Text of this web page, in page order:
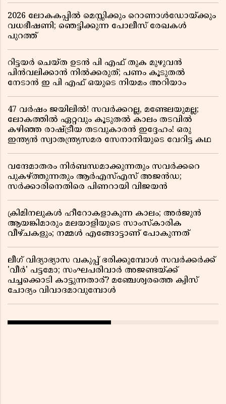
2026 ലോകകപ്പിൽ മെസ്സിക്കും റൊണാൾഡോയ്ക്കും
വധഭീഷണി; ഞെട്ടിക്കുന്ന പോലീസ് രേഖകൾ
പുറത്ത്
റിട്ടയർ ചെയ്ത ഉടൻ പി എഫ് തുക മുഴുവൻ
പിൻവലിക്കാൻ നിൽക്കരുത്; പണം കൂടുതൽ
നേടാൻ ഇ പി എഫ് ഒയുടെ നിയമം അറിയാം
47 വർഷം ജയിലിൽ! സവർക്കറല്ല, മണ്ടേലയുമല്ല;
ലോകത്തിൽ ഏറ്റവും കൂടുതൽ കാലം തടവിൽ
കഴിഞ്ഞ രാഷ്ട്രീയ തടവുകാരൻ ഇദ്ദേഹം! ഒരു
ഇന്ത്യൻ സ്വാതന്ത്ര്യസമര സേനാനിയുടെ വേറിട്ട കഥ
വന്ദേമാതരം നിർബന്ധമാക്കുന്നതും സവർക്കറെ
പുകഴ്ത്തുന്നതും ആർഎസ്എസ് അജൻഡ;
സർക്കാരിനെതിരെ പിണറായി വിജയൻ
ക്രിമിനലുകൾ ഹീറോകളാകുന്ന കാലം; അർജുൻ
ആയങ്കിമാരും മലയാളിയുടെ സാംസ്കാരിക
വീഴ്ചകളും; നമ്മൾ എങ്ങോട്ടാണ് പോകുന്നത്
ലീഗ് വിദ്യാഭ്യാസ വകുപ്പ് ഭരിക്കുമ്പോൾ സവർക്കർക്ക്
'വീർ' പട്ടമോ; സംഘപരിവാർ അജണ്ടയ്ക്ക്
പച്ചക്കൊടി കാട്ടുന്നതാര്? മഞ്ചേശ്വരത്തെ ക്വിസ്
ചോദ്യം വിവാദമാവുമ്പോൾ